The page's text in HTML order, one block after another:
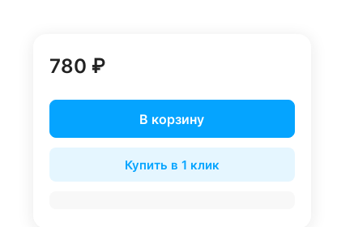
780 ₽
В корзину
Купить в 1 клик